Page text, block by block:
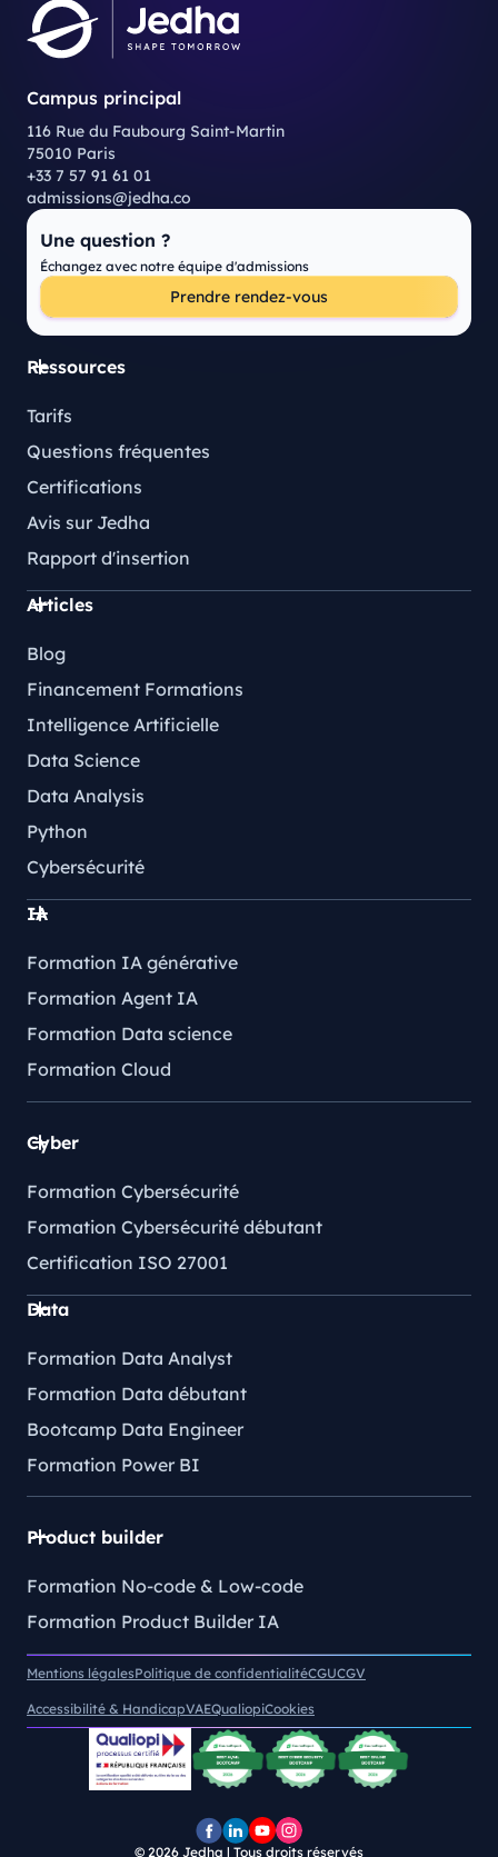
Campus principal
116 Rue du Faubourg Saint-Martin
75010 Paris
+33 7 57 91 61 01
admissions@jedha.co
Une question ?
Échangez avec notre équipe d'admissions
Prendre rendez-vous
Ressources
Tarifs
Questions fréquentes
Certifications
Avis sur Jedha
Rapport d'insertion
Articles
Blog
Financement Formations
Intelligence Artificielle
Data Science
Data Analysis
Python
Cybersécurité
IA
Formation IA générative
Formation Agent IA
Formation Data science
Formation Cloud
Cyber
Formation Cybersécurité
Formation Cybersécurité débutant
Certification ISO 27001
Data
Formation Data Analyst
Formation Data débutant
Bootcamp Data Engineer
Formation Power BI
Product builder
Formation No-code & Low-code
Formation Product Builder IA
Mentions légalesPolitique de confidentialitéCGUCGV
Accessibilité & HandicapVAEQualiopiCookies
© 2026 Jedha | Tous droits réservés